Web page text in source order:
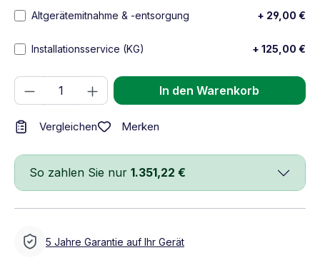
Altgerätemitnahme & -entsorgung + 29,00 €
Installationsservice (KG) + 125,00 €
Produkt Anzahl: Gib den gewünschten
In den Warenkorb
Vergleichen Merken
So zahlen Sie nur 1.351,22 €
5 Jahre Garantie auf Ihr Gerät